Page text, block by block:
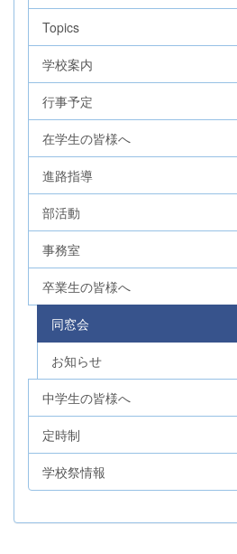
Topics
学校案内
行事予定
在学生の皆様へ
進路指導
部活動
事務室
卒業生の皆様へ
同窓会
お知らせ
中学生の皆様へ
定時制
学校祭情報